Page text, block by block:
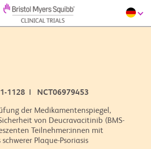
1128 | NCT06979453
der Medikamentenspiegel,
von Deucravacitinib (BMS-
Teilnehmer:innen mit
Plaque-Psoriasis